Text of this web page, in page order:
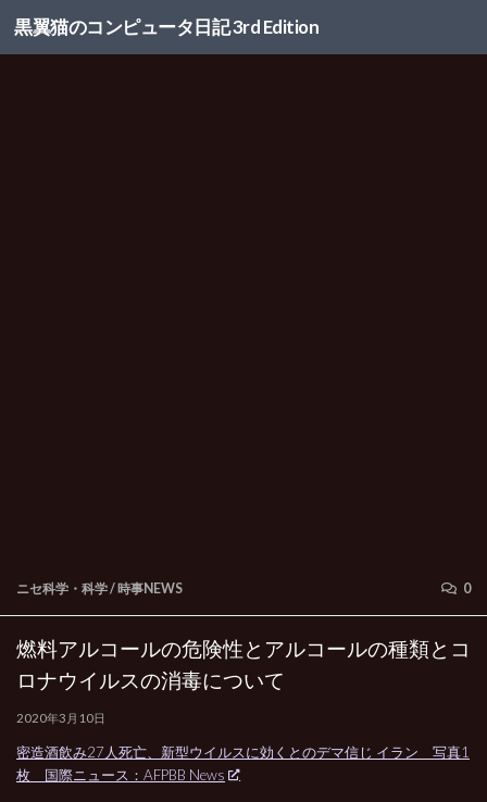
コンテンツへスキップ
黒翼猫のコンピュータ日記 3rd Edition
ニセ科学・科学/時事NEWS 0
燃料アルコールの危険性とアルコールの種類とコ
ロナウイルスの消毒について
2020年3月10日
密造酒飲み27人死亡、新型ウイルスに効くとのデマ信じ イラン 写真1
枚 国際ニュース：AFPBB News